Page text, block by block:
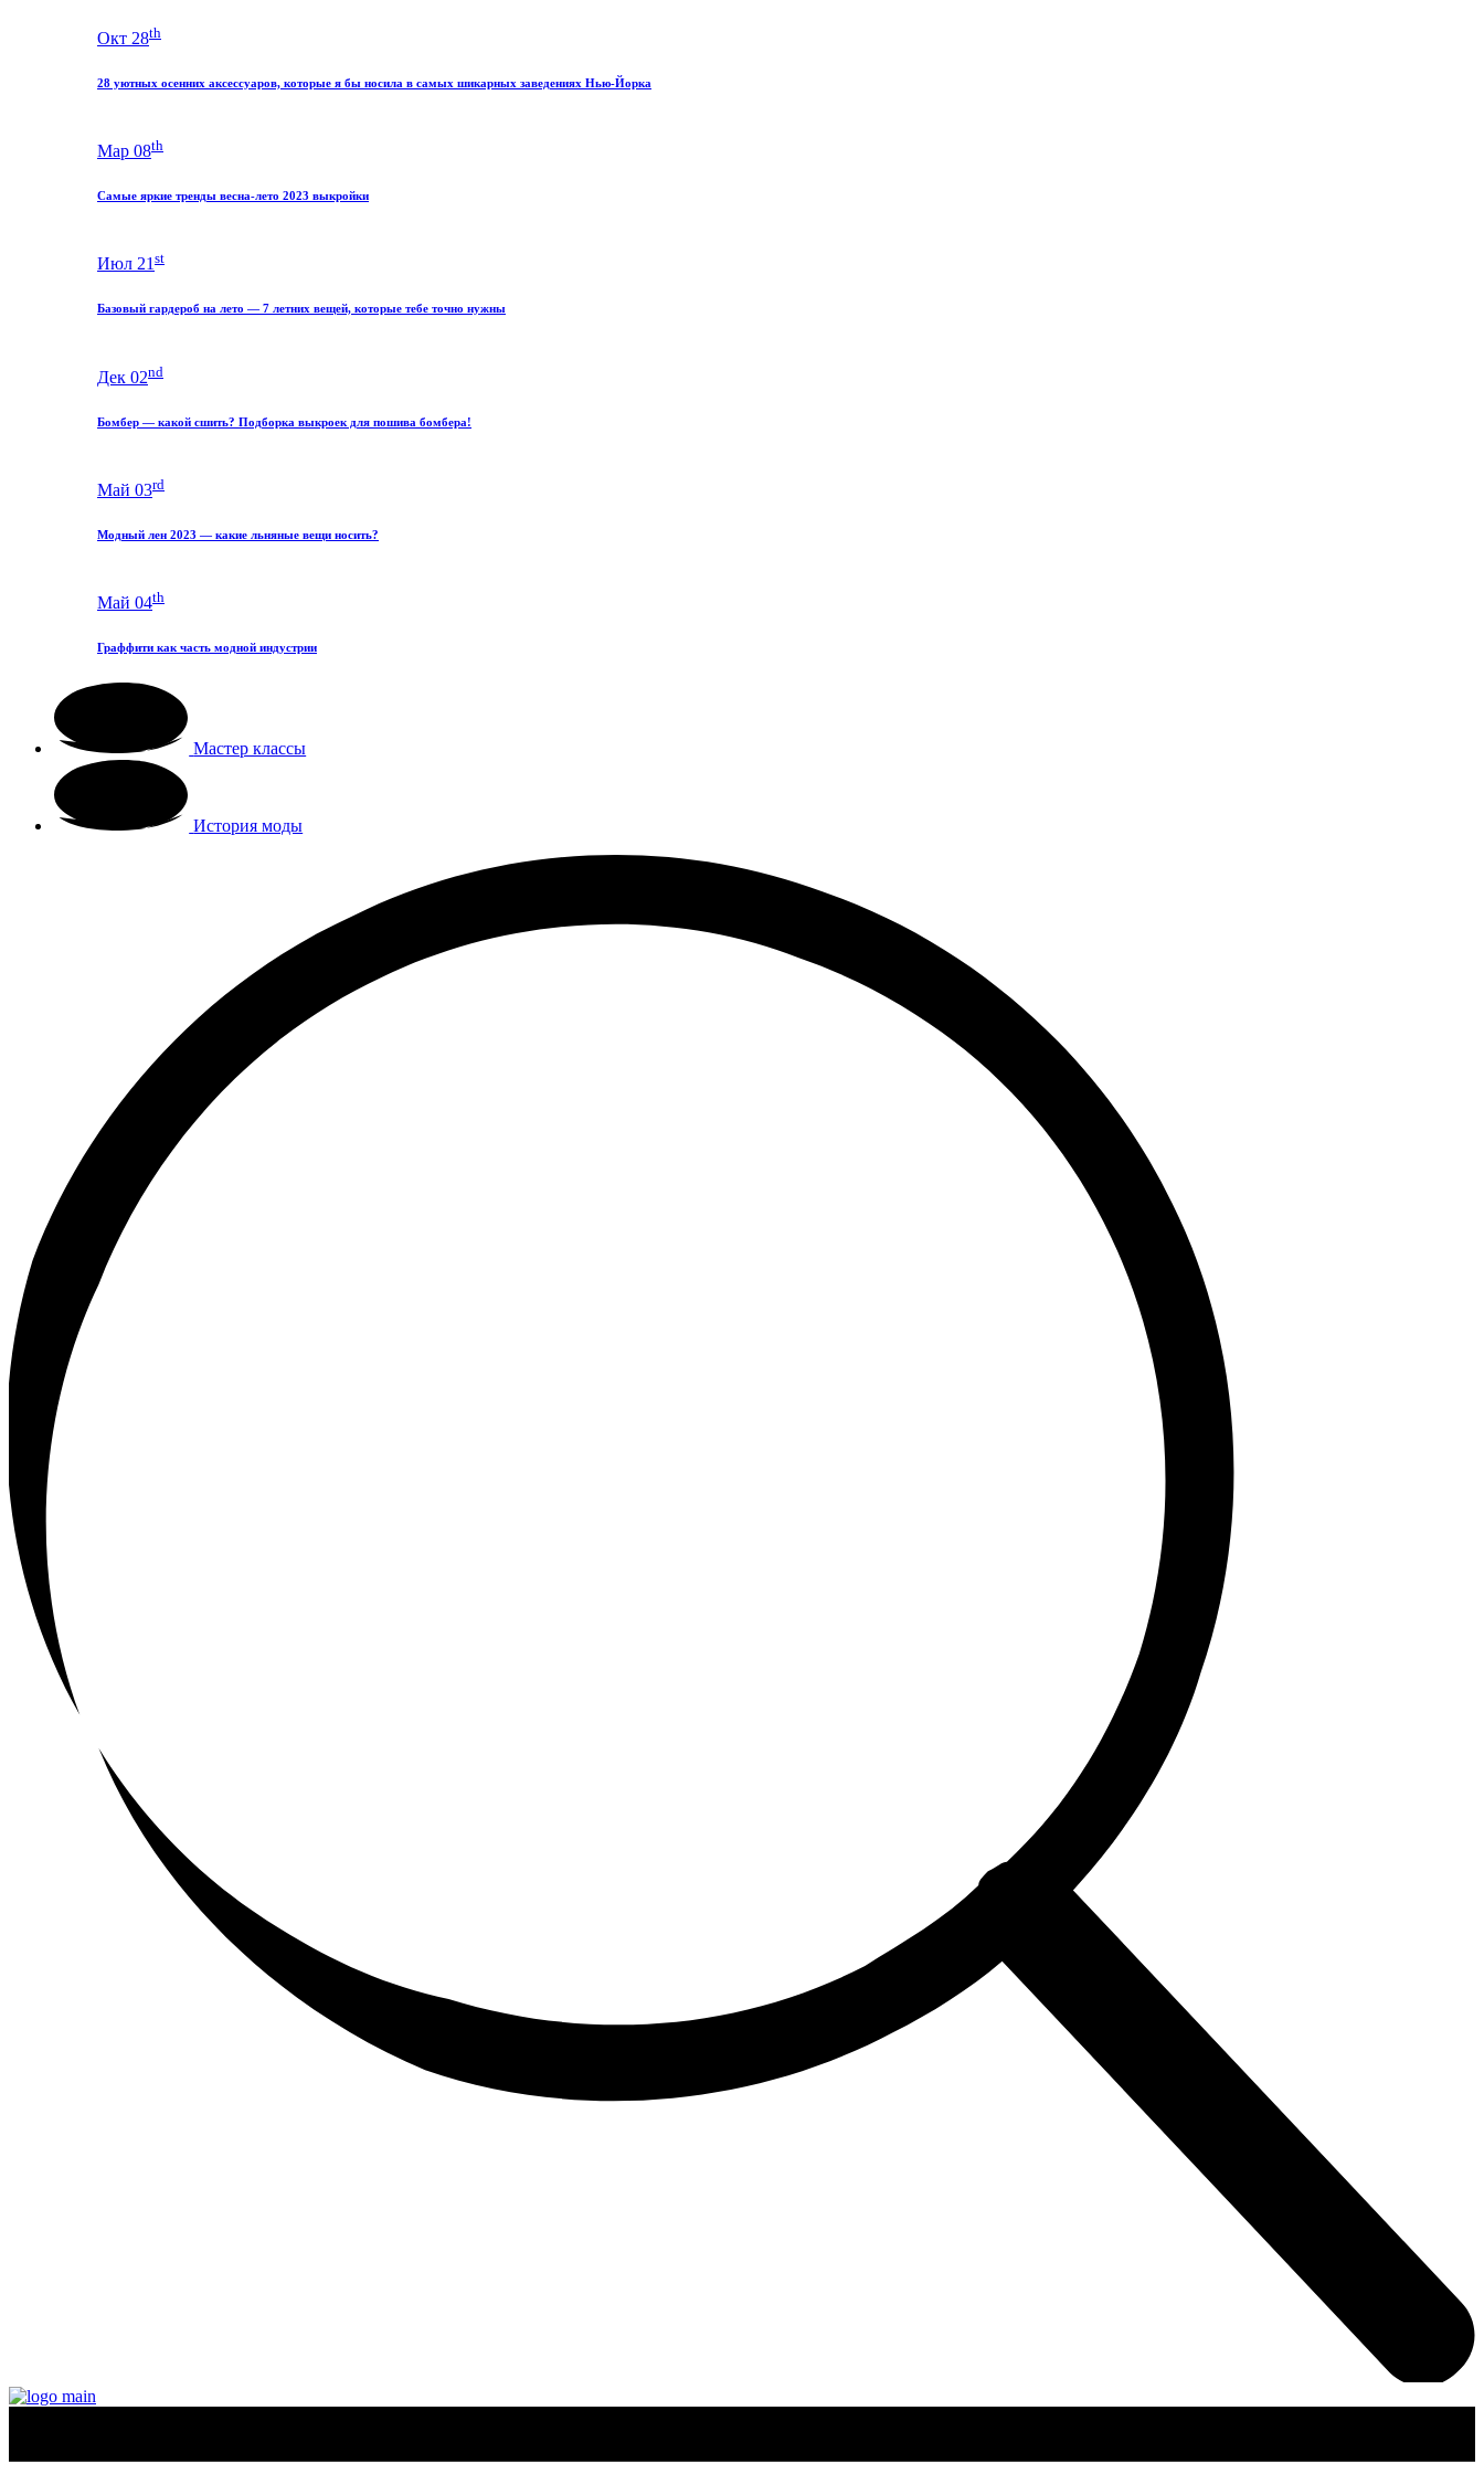
Окт 28th
28 уютных осенних аксессуаров, которые я бы носила в самых шикарных заведениях Нью-Йорка
Мар 08th
Самые яркие тренды весна-лето 2023 выкройки
Июл 21 st
Базовый гардероб на лето — 7 летних вещей, которые тебе точно нужны
Дек 02nd
Бомбер — какой сшить? Подборка выкроек для пошива бомбера!
Май 03rd
Модный лен 2023 — какие льняные вещи носить?
Май 04th
Граффити как часть модной индустрии
Мастер классы
История моды